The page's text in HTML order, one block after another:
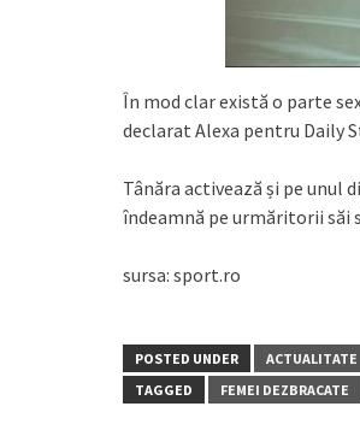
În mod clar există o parte
declarat Alexa pentru Daily
Tânăra activează și pe unul
îndeamnă pe urmăritorii săi
sursa: sport.ro
POSTED UNDER ACTUALITATE
TAGGED
FEMEI DEZBRACATE